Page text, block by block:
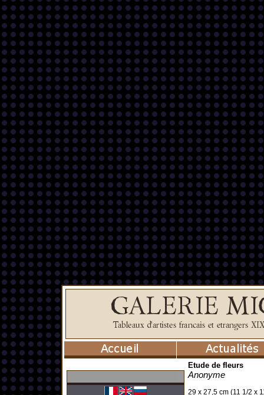
Etude de fleurs
Anonyme
29 x 27,5 cm (11 1/2 x